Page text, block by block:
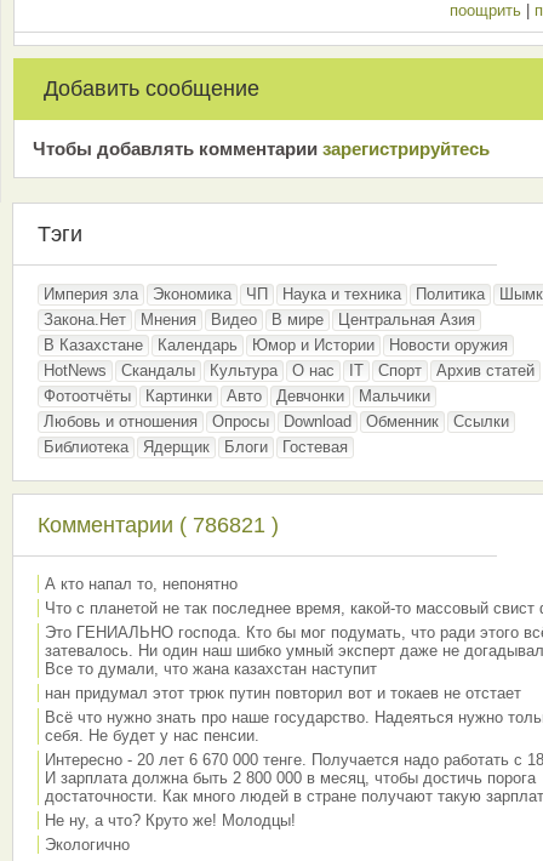
поощрить
Добавить сообщение
Чтобы добавлять комментарии зарeгиcтрирyйтeсь
Тэги
Империя зла Экономика ЧП Наука и техника Политика
Закона.Нет
Мнения Видео В мире
Центральная Азия
В Казахстане
Календарь Юмор и Истории
Новости оружия
HotNews
Скандалы Культура О нас IT Спорт
Архив статей
Фотоотчёты
Картинки Авто Девчонки
Мальчики
Любовь и отношения
Опросы Download Обменник
Ссылки
Библиотека
Ядерщик Блоги Гостевая
Комментарии ( 786821 )
А кто напал то, непонятно
Что с планетой не так последнее время, какой-то массовый свист
Это ГЕНИАЛЬНО господа. Кто бы мог подумать, что ради этого
затевалось. Ни один наш шибко умный эксперт даже не
Все то думали, что жана казахстан наступит
нан придумал этот трюк путин повторил вот и токаев не отстает
Всё что нужно знать про наше государство. Надеяться нужно
себя. Не будет у нас пенсии.
Интересно - 20 лет 6 670 000 тенге. Получается надо работать с
И зарплата должна быть 2 800 000 в месяц, чтобы достичь порога
достаточности. Как много людей в стране получают такую
Не ну, а что? Круто же! Молодцы!
Экологично